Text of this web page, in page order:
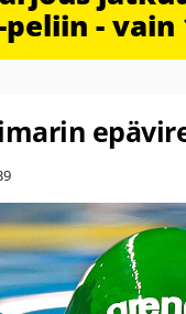
peliin -